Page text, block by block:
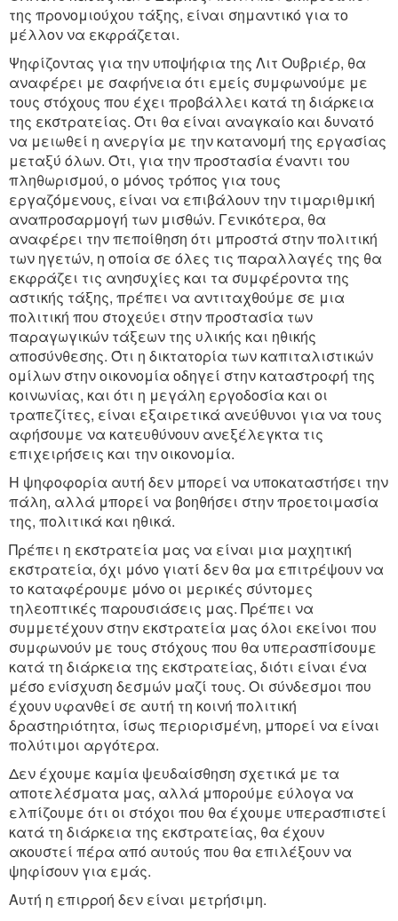
της προνομιούχου τάξης, είναι σημαντικό για το
μέλλον να εκφράζεται.
Ψηφίζοντας για την υποψήφια της Λιτ Ουβριέρ, θα
αναφέρει με σαφήνεια ότι εμείς συμφωνούμε με
τους στόχους που έχει προβάλλει κατά τη διάρκεια
της εκστρατείας. Ότι θα είναι αναγκαίο και δυνατό
να μειωθεί η ανεργία με την κατανομή της εργασίας
μεταξύ όλων. Ότι, για την προστασία έναντι του
πληθωρισμού, ο μόνος τρόπος για τους
εργαζόμενους, είναι να επιβάλουν την τιμαριθμική
αναπροσαρμογή των μισθών. Γενικότερα, θα
αναφέρει την πεποίθηση ότι μπροστά στην πολιτική
των ηγετών, η οποία σε όλες τις παραλλαγές της θα
εκφράζει τις ανησυχίες και τα συμφέροντα της
αστικής τάξης, πρέπει να αντιταχθούμε σε μια
πολιτική που στοχεύει στην προστασία των
παραγωγικών τάξεων της υλικής και ηθικής
αποσύνθεσης. Ότι η δικτατορία των καπιταλιστικών
ομίλων στην οικονομία οδηγεί στην καταστροφή της
κοινωνίας, και ότι η μεγάλη εργοδοσία και οι
τραπεζίτες, είναι εξαιρετικά ανεύθυνοι για να τους
αφήσουμε να κατευθύνουν ανεξέλεγκτα τις
επιχειρήσεις και την οικονομία.
Η ψηφοφορία αυτή δεν μπορεί να υποκαταστήσει την
πάλη, αλλά μπορεί να βοηθήσει στην προετοιμασία
της, πολιτικά και ηθικά.
Πρέπει η εκστρατεία μας να είναι μια μαχητική
εκστρατεία, όχι μόνο γιατί δεν θα μα επιτρέψουν να
το καταφέρουμε μόνο οι μερικές σύντομες
τηλεοπτικές παρουσιάσεις μας. Πρέπει να
συμμετέχουν στην εκστρατεία μας όλοι εκείνοι που
συμφωνούν με τους στόχους που θα υπερασπίσουμε
κατά τη διάρκεια της εκστρατείας, διότι είναι ένα
μέσο ενίσχυση δεσμών μαζί τους. Οι σύνδεσμοι που
έχουν υφανθεί σε αυτή τη κοινή πολιτική
δραστηριότητα, ίσως περιορισμένη, μπορεί να είναι
πολύτιμοι αργότερα.
Δεν έχουμε καμία ψευδαίσθηση σχετικά με τα
αποτελέσματα μας, αλλά μπορούμε εύλογα να
ελπίζουμε ότι οι στόχοι που θα έχουμε υπερασπιστεί
κατά τη διάρκεια της εκστρατείας, θα έχουν
ακουστεί πέρα από αυτούς που θα επιλέξουν να
ψηφίσουν για εμάς.
Αυτή η επιρροή δεν είναι μετρήσιμη.